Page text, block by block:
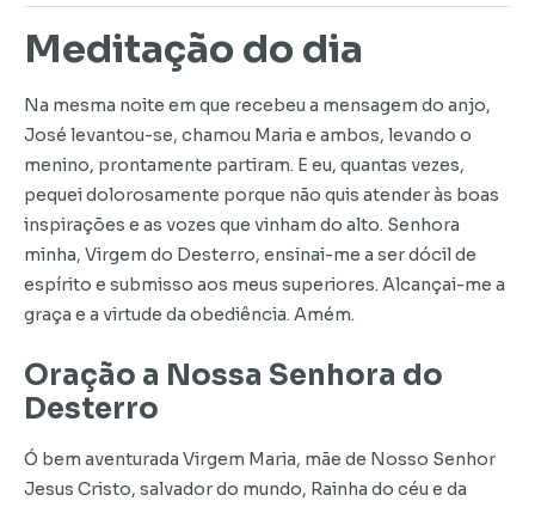
Meditação do dia
Na mesma noite em que recebeu a mensagem do anjo,
José levantou-se, chamou Maria e ambos, levando o
menino, prontamente partiram. E eu, quantas vezes,
pequei dolorosamente porque não quis atender às boas
inspirações e as vozes que vinham do alto. Senhora
minha, Virgem do Desterro, ensinai-me a ser dócil de
espírito e submisso aos meus superiores. Alcançai-me a
graça e a virtude da obediência. Amém.
Oração a Nossa Senhora do
Desterro
Ó bem aventurada Virgem Maria, mãe de Nosso Senhor
Jesus Cristo, salvador do mundo, Rainha do céu e da